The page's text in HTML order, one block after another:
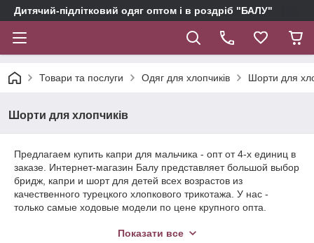
Дитячий-підлітковий одяг оптом і в роздріб "БАЛУ"
Товари та послуги Одяг для хлопчиків Шорти для
Шорти для хлопчиків
Предлагаем купить капри для мальчика - опт от 4-х единиц в
заказе. Интернет-магазин Балу представляет большой выбор
бридж, капри и шорт для детей всех возрастов из
качественного турецкого хлопкового трикотажа. У нас -
только самые ходовые модели по цене крупного опта.
оптом, готовьтесь к сезону летних продаж и зарабатывайте
Показати все